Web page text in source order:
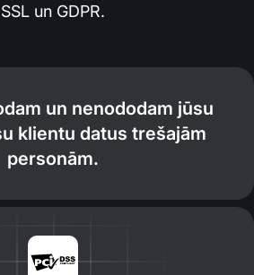
SSL un GDPR.
un nenododam jūsu
klientu datus trešajām
personām.